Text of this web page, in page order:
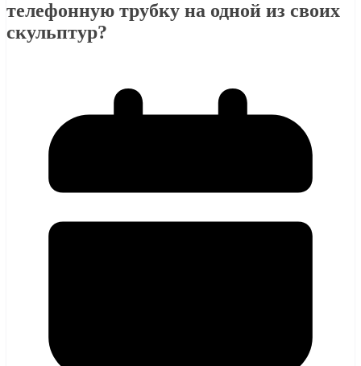
телефонную трубку на одной из своих
скульптур?